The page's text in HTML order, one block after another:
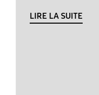
LIRE LA SUITE